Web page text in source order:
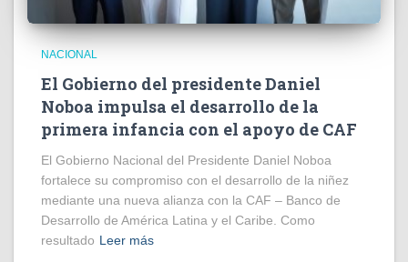
NACIONAL
El Gobierno del presidente Daniel
Noboa impulsa el desarrollo de la
primera infancia con el apoyo de CAF
El Gobierno Nacional del Presidente Daniel Noboa
fortalece su compromiso con el desarrollo de la niñez
mediante una nueva alianza con la CAF – Banco de
Desarrollo de América Latina y el Caribe. Como
resultado Leer más